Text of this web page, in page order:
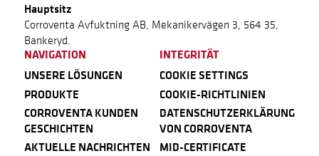
Hauptsitz
Corroventa Avfuktning AB, Mekanikervägen 3, 564 35,
Bankeryd.
NAVIGATION
UNSERE LÖSUNGEN
PRODUKTE
CORROVENTA KUNDEN
GESCHICHTEN
AKTUELLE NACHRICHTEN
INTEGRITÄT
COOKIE SETTINGS
COOKIE-RICHTLINIEN
DATENSCHUTZERKLÄRUNG
VON CORROVENTA
MID-CERTIFICATE